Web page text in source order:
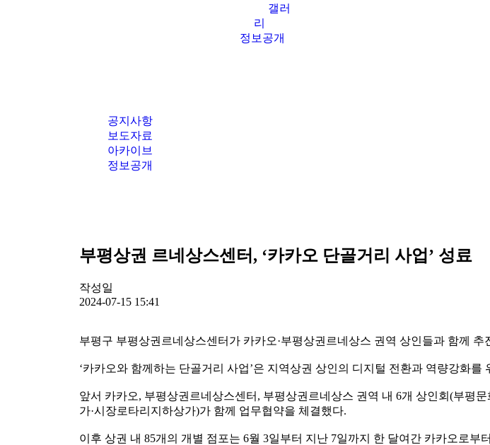
갤러
리
정보공개
공지사항
보도자료
아카이브
정보공개
부평상권 르네상스센터, ‘카카오 단골거리 사업’ 성료
작성일
2024-07-15 15:41
부평구 부평상권르네상스센터가 카카오·부평상권르네상스 권역 상인들과 함께
‘카카오와 함께하는 단골거리 사업’은 지역상권 상인의 디지털 전환과 역량강화
앞서 카카오, 부평상권르네상스센터, 부평상권르네상스 권역 내 6개 상인회(부평
가·시장로타리지하상가)가 함께 업무협약을 체결했다.
이후 상권 내 85개의 개별 점포는 6월 3일부터 지난 7일까지 한 달여간 카카오로